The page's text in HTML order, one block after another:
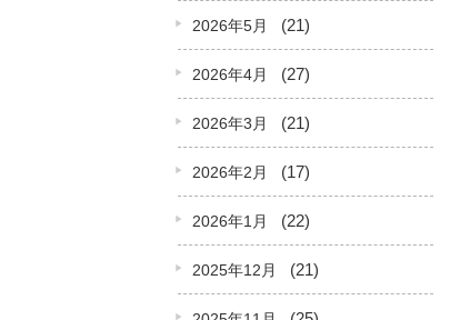
2026年5月 (21)
2026年4月 (27)
2026年3月 (21)
2026年2月 (17)
2026年1月 (22)
2025年12月 (21)